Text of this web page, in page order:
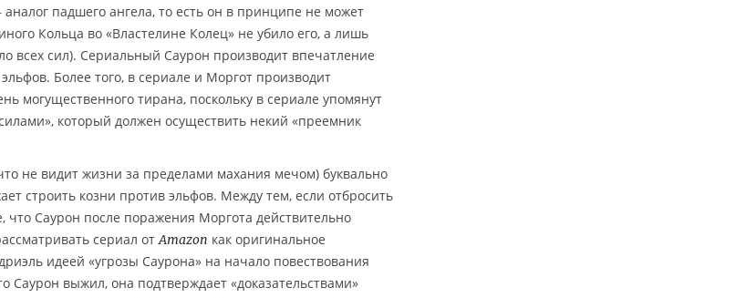
падшего ангела, то есть он в принципе не может
Кольца во «Властелине Колец» не убило его, а лишь
всех сил). Сериальный Саурон производит впечатление
Более того, в сериале и Моргот производит
могущественного тирана, поскольку в сериале упомянут
который должен осуществить некий «преемник
не видит жизни за пределами махания мечом) буквально
строить козни против эльфов. Между тем, если отбросить
Саурон после поражения Моргота действительно
сериал от Amazon как оригинальное
идеей «угрозы Саурона» на начало повествования
Саурон выжил, она подтверждает «доказательствами»